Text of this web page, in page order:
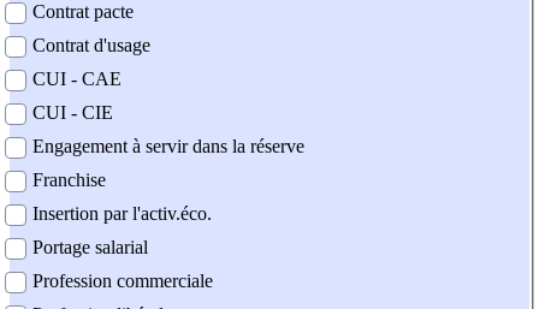
Contrat pacte
Contrat d'usage
CUI - CAE
CUI - CIE
Engagement à servir dans la réserve
Franchise
Insertion par l'activ.éco.
Portage salarial
Profession commerciale